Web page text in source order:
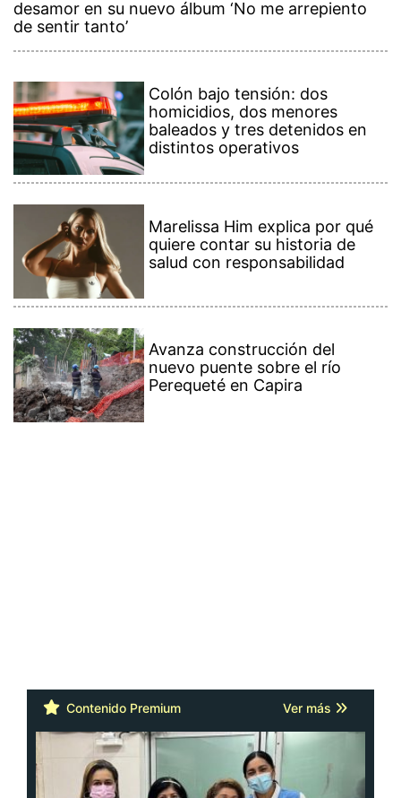
desamor en su nuevo álbum ‘No me arrepiento
de sentir tanto’
Colón bajo tensión: dos
homicidios, dos menores
baleados y tres detenidos en
distintos operativos
Marelissa Him explica por qué
quiere contar su historia de
salud con responsabilidad
Avanza construcción del
nuevo puente sobre el río
Perequeté en Capira
Contenido Premium Ver más